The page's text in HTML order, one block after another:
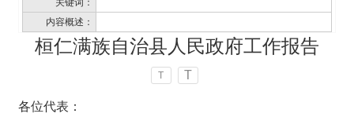
内容概述：
桓仁满族自治县人民政府工作报告
T T
各位代表：